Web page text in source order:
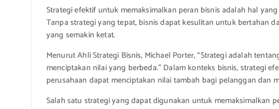
Strategi efektif untuk memaksimalkan peran bisnis adalah hal
Tanpa strategi yang tepat, bisnis dapat kesulitan untuk bertahan
yang semakin ketat.
Menurut Ahli Strategi Bisnis, Michael Porter, “Strategi adalah
menciptakan nilai yang berbeda.” Dalam konteks bisnis, strategi
perusahaan dapat menciptakan nilai tambah bagi pelanggan dan
Salah satu strategi yang dapat digunakan untuk memaksimalkan